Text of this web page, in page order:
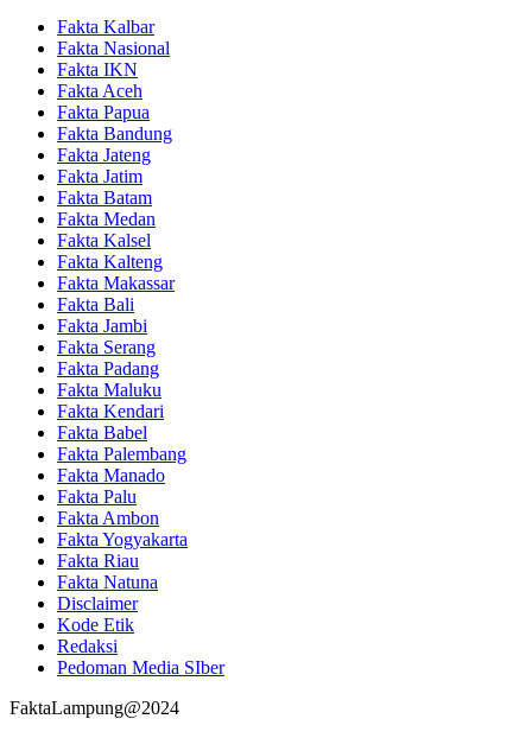
Fakta Kalbar
Fakta Nasional
Fakta IKN
Fakta Aceh
Fakta Papua
Fakta Bandung
Fakta Jateng
Fakta Jatim
Fakta Batam
Fakta Medan
Fakta Kalsel
Fakta Kalteng
Fakta Makassar
Fakta Bali
Fakta Jambi
Fakta Serang
Fakta Padang
Fakta Maluku
Fakta Kendari
Fakta Babel
Fakta Palembang
Fakta Manado
Fakta Palu
Fakta Ambon
Fakta Yogyakarta
Fakta Riau
Fakta Natuna
Disclaimer
Kode Etik
Redaksi
Pedoman Media SIber
FaktaLampung@2024